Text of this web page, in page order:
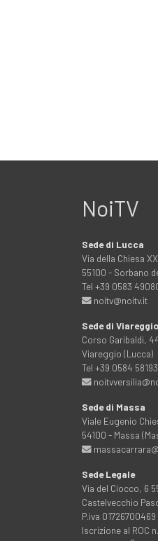
NoiTV
Sede di Lucca
Via della Chiesa
55100 - Sorbano
Tel +39 0583
noitv@noitv.it
Sede di Viareggio
Corso Garibaldi,
Viareggio (Lucca)
Tel +39 0584
Sede di Massa
Viale Eugenio
54100 - Massa
Sede Legale
Via del Ciocco, 6
Castelvecchio
P.iva
Iscrizione al ROC